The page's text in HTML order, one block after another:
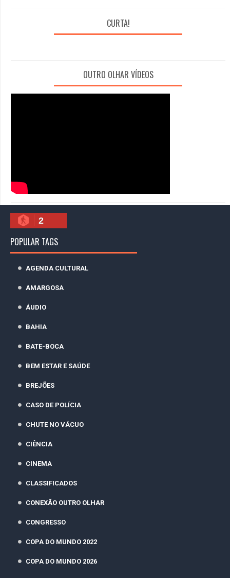
CURTA!
OUTRO OLHAR VÍDEOS
2
POPULAR TAGS
AGENDA CULTURAL
AMARGOSA
ÁUDIO
BAHIA
BATE-BOCA
BEM ESTAR E SAÚDE
BREJÕES
CASO DE POLÍCIA
CHUTE NO VÁCUO
CIÊNCIA
CINEMA
CLASSIFICADOS
CONEXÃO OUTRO OLHAR
CONGRESSO
COPA DO MUNDO 2022
COPA DO MUNDO 2026